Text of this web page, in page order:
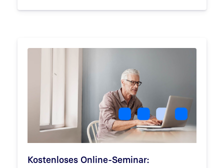
Kostenloses Online-Seminar: